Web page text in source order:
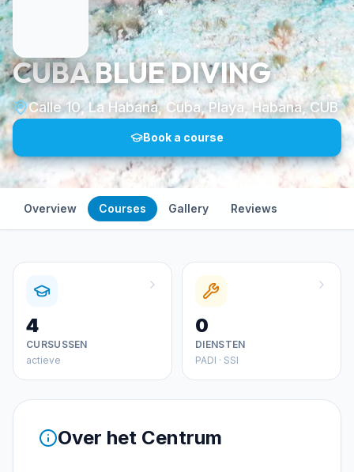
CUBA BLUE DIVING
Calle 10, La Habana, Cuba, Playa, Habana, CUB
Book a course
Overview Courses Gallery Reviews
4
CURSUSSEN
actieve
0
DIENSTEN
PADI · SSI
Over het Centrum